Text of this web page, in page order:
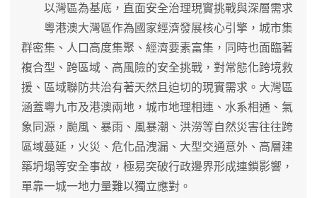
以灣區為基底，直面安全治理現實挑戰與深層需求
粵港澳大灣區作為國家經濟發展核心引擎，城市集
群密集、人口高度集聚、經濟要素富集，同時也面臨著
複合型、跨區域、高風險的安全挑戰，對常態化跨境救
援、區域聯防共治有著天然且迫切的現實需求。大灣區
涵蓋粵九市及港澳兩地，城市地理相連、水系相通、氣
象同源，颱風、暴雨、風暴潮、洪澇等自然災害往往跨
區域蔓延，火災、危化品洩漏、大型交通意外、高層建
築坍塌等安全事故，極易突破行政邊界形成連鎖影響，
單靠一城一地力量難以獨立應對。